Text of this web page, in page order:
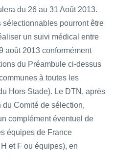
du 26 au 31 Août 2013.
sélectionnables pourront être
un suivi médical entre
août 2013 conformément
du Préambule ci-dessus
à toutes les
Hors Stade). Le DTN, après
du Comité de sélection,
complément éventuel de
équipes de France
et F ou équipes), en